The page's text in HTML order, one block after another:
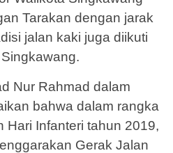
Tarakan dengan jarak
jalan kaki juga diikuti
Nur Rahmad dalam
bahwa dalam rangka
Hari Infanteri tahun 2019,
Gerak Jalan